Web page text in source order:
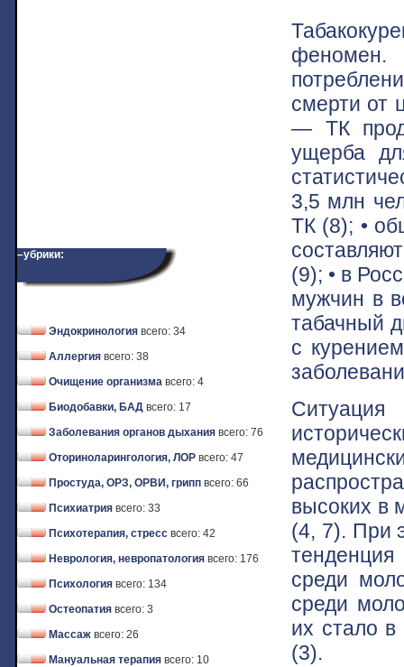
–убрики:
Эндокринология всего: 34
Аллергия всего: 38
Очищение организма всего: 4
Биодобавки, БАД всего: 17
Заболевания органов дыхания всего: 76
Оториноларингология, ЛОР всего: 47
Простуда, ОРЗ, ОРВИ, грипп всего: 66
Психиатрия всего: 33
Психотерапия, стресс всего: 42
Неврология, невропатология всего: 176
Психология всего: 134
Остеопатия всего: 3
Массаж всего: 26
Мануальная терапия всего: 10
смерти от
— ТК
ущерба
3,5 млн
ТК (8); •
(9); • в
мужчин в
табачный
с
высоких в
(4, 7). При
тенденция
среди
среди
их стало
(3).